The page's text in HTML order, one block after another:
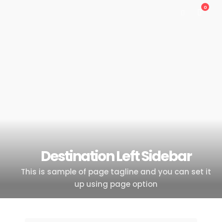
0
Destination Left Sidebar
This is sample of page tagline and you can set it
up using page option